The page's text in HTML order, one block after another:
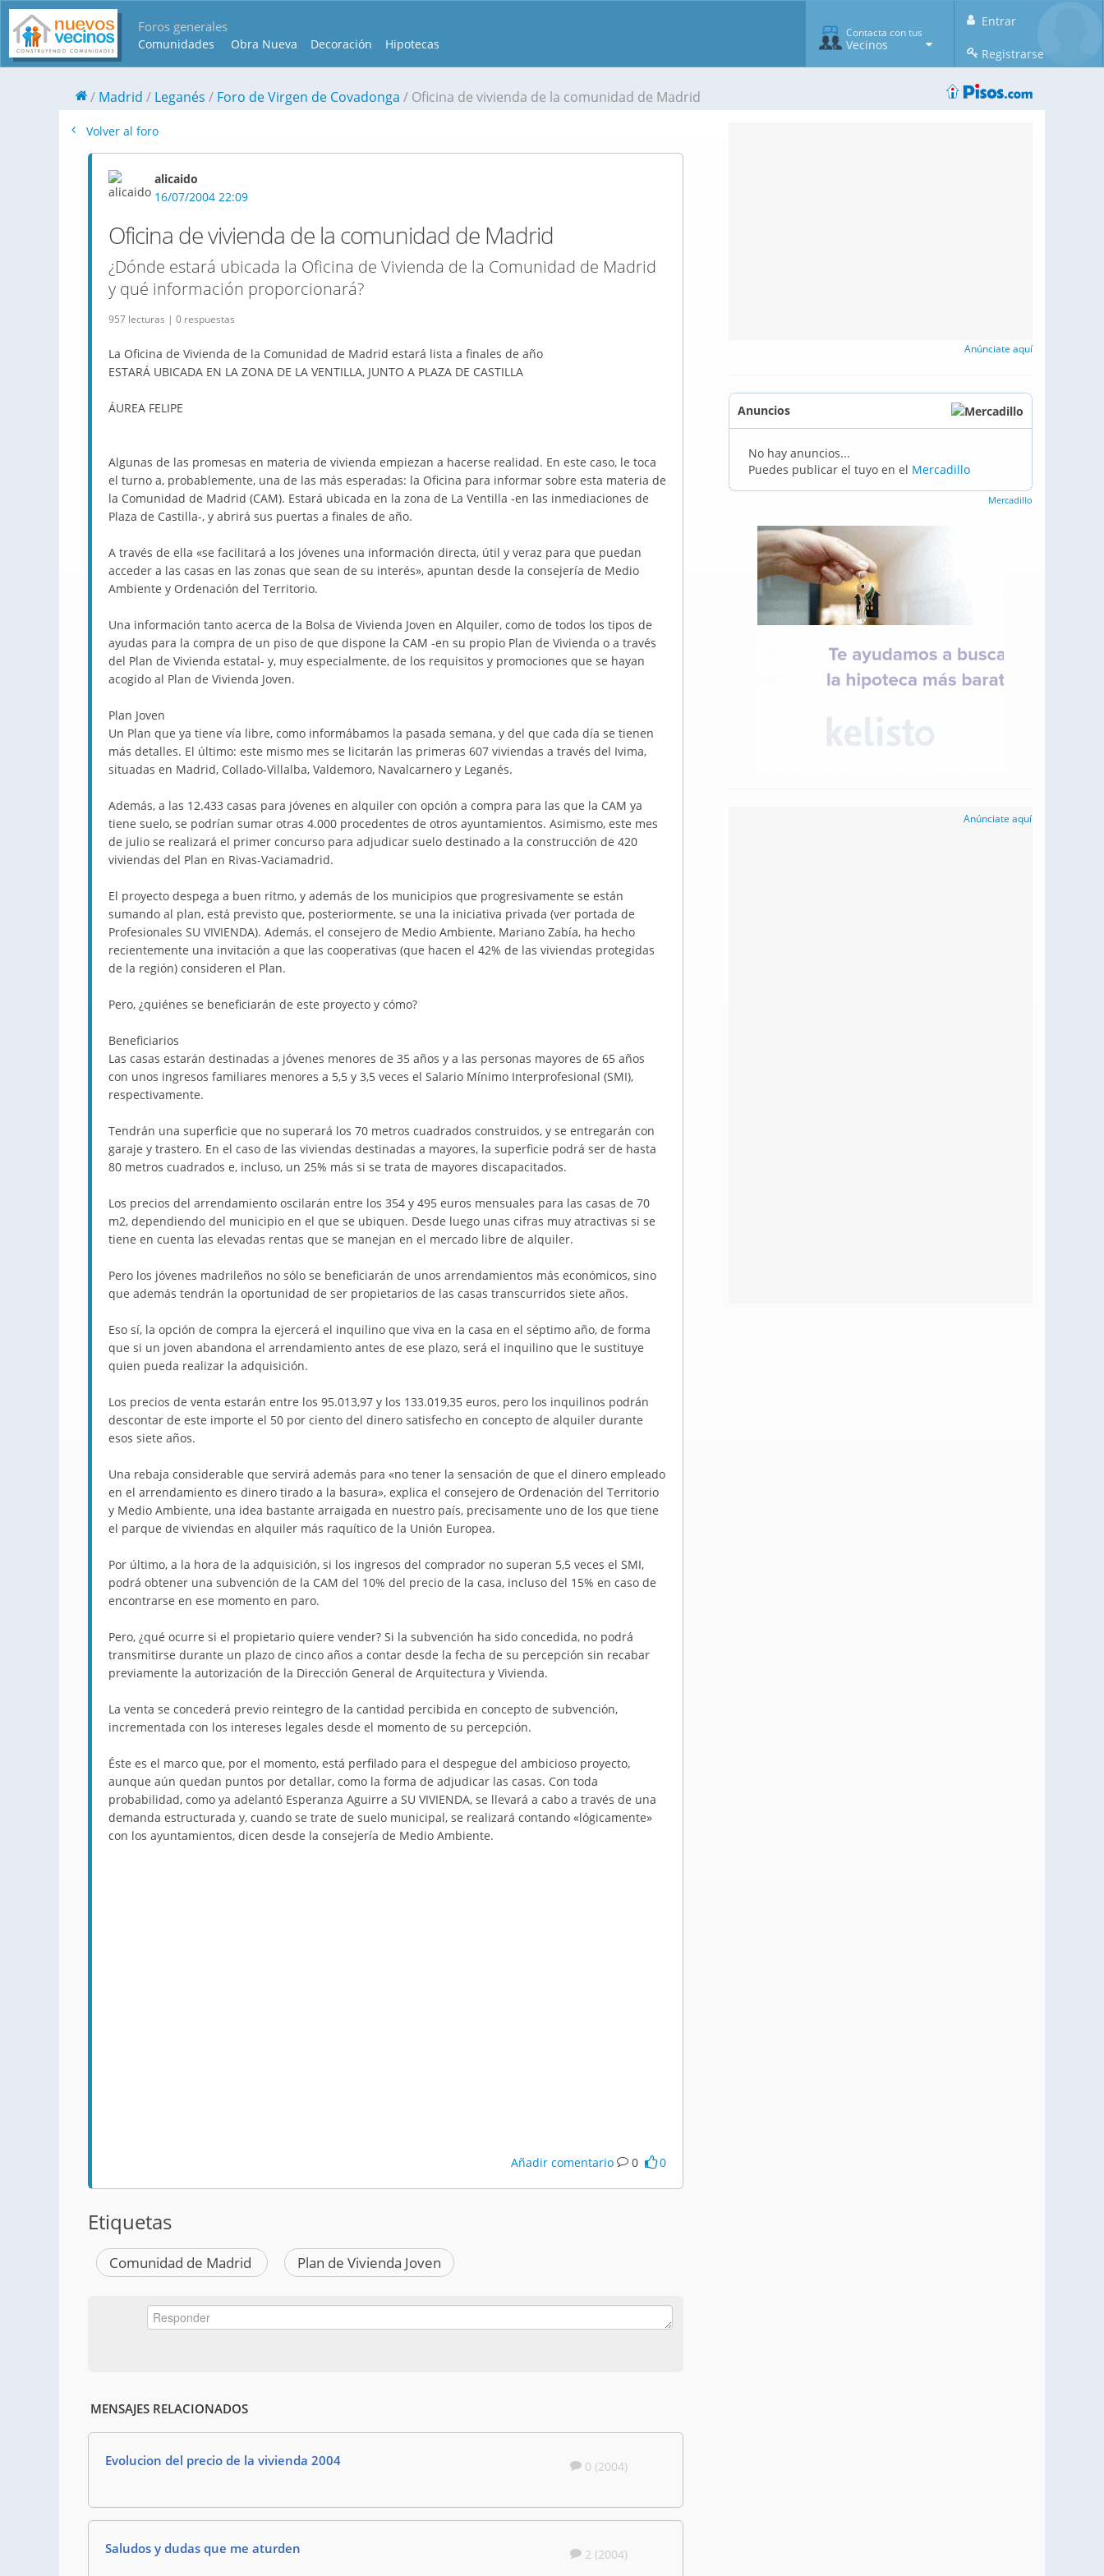
Foros generales
Comunidades Obra Nueva Decoración Hipotecas
Entrar
Registrarse
Contacta con tus
Vecinos
Madrid Leganés Foro de Virgen de Covadonga Oficina de vivienda de la comunidad de Madrid
Volver al foro
alicaido
16/07/2004 22:09
Oficina de vivienda de la comunidad de Madrid
¿Dónde estará ubicada la Oficina de Vivienda de la Comunidad de Madrid
y qué información proporcionará?
957 lecturas | 0 respuestas
La Oficina de Vivienda de la Comunidad de Madrid estará lista a finales de año
ESTARÁ UBICADA EN LA ZONA DE LA VENTILLA, JUNTO A PLAZA DE CASTILLA
ÁUREA FELIPE
Algunas de las promesas en materia de vivienda empiezan a hacerse realidad. En este caso, le toca
el turno a, probablemente, una de las más esperadas: la Oficina para informar sobre esta materia de
la Comunidad de Madrid (CAM). Estará ubicada en la zona de La Ventilla -en las inmediaciones de
Plaza de Castilla-, y abrirá sus puertas a finales de año.
A través de ella «se facilitará a los jóvenes una información directa, útil y veraz para que puedan
acceder a las casas en las zonas que sean de su interés», apuntan desde la consejería de Medio
Ambiente y Ordenación del Territorio.
Una información tanto acerca de la Bolsa de Vivienda Joven en Alquiler, como de todos los tipos de
ayudas para la compra de un piso de que dispone la CAM -en su propio Plan de Vivienda o a través
del Plan de Vivienda estatal- y, muy especialmente, de los requisitos y promociones que se hayan
acogido al Plan de Vivienda Joven.
Plan Joven
Un Plan que ya tiene vía libre, como informábamos la pasada semana, y del que cada día se tienen
más detalles. El último: este mismo mes se licitarán las primeras 607 viviendas a través del Ivima,
situadas en Madrid, Collado-Villalba, Valdemoro, Navalcarnero y Leganés.
Además, a las 12.433 casas para jóvenes en alquiler con opción a compra para las que la CAM ya
tiene suelo, se podrían sumar otras 4.000 procedentes de otros ayuntamientos. Asimismo, este mes
de julio se realizará el primer concurso para adjudicar suelo destinado a la construcción de 420
viviendas del Plan en Rivas-Vaciamadrid.
El proyecto despega a buen ritmo, y además de los municipios que progresivamente se están
sumando al plan, está previsto que, posteriormente, se una la iniciativa privada (ver portada de
Profesionales SU VIVIENDA). Además, el consejero de Medio Ambiente, Mariano Zabía, ha hecho
recientemente una invitación a que las cooperativas (que hacen el 42% de las viviendas protegidas
de la región) consideren el Plan.
Pero, ¿quiénes se beneficiarán de este proyecto y cómo?
Beneficiarios
Las casas estarán destinadas a jóvenes menores de 35 años y a las personas mayores de 65 años
con unos ingresos familiares menores a 5,5 y 3,5 veces el Salario Mínimo Interprofesional (SMI),
respectivamente.
Tendrán una superficie que no superará los 70 metros cuadrados construidos, y se entregarán con
garaje y trastero. En el caso de las viviendas destinadas a mayores, la superficie podrá ser de hasta
80 metros cuadrados e, incluso, un 25% más si se trata de mayores discapacitados.
Los precios del arrendamiento oscilarán entre los 354 y 495 euros mensuales para las casas de 70
m2, dependiendo del municipio en el que se ubiquen. Desde luego unas cifras muy atractivas si se
tiene en cuenta las elevadas rentas que se manejan en el mercado libre de alquiler.
Pero los jóvenes madrileños no sólo se beneficiarán de unos arrendamientos más económicos, sino
que además tendrán la oportunidad de ser propietarios de las casas transcurridos siete años.
Eso sí, la opción de compra la ejercerá el inquilino que viva en la casa en el séptimo año, de forma
que si un joven abandona el arrendamiento antes de ese plazo, será el inquilino que le sustituye
quien pueda realizar la adquisición.
Los precios de venta estarán entre los 95.013,97 y los 133.019,35 euros, pero los inquilinos podrán
descontar de este importe el 50 por ciento del dinero satisfecho en concepto de alquiler durante
esos siete años.
Una rebaja considerable que servirá además para «no tener la sensación de que el dinero empleado
en el arrendamiento es dinero tirado a la basura», explica el consejero de Ordenación del Territorio
y Medio Ambiente, una idea bastante arraigada en nuestro país, precisamente uno de los que tiene
el parque de viviendas en alquiler más raquítico de la Unión Europea.
Por último, a la hora de la adquisición, si los ingresos del comprador no superan 5,5 veces el SMI,
podrá obtener una subvención de la CAM del 10% del precio de la casa, incluso del 15% en caso de
encontrarse en ese momento en paro.
Pero, ¿qué ocurre si el propietario quiere vender? Si la subvención ha sido concedida, no podrá
transmitirse durante un plazo de cinco años a contar desde la fecha de su percepción sin recabar
previamente la autorización de la Dirección General de Arquitectura y Vivienda.
La venta se concederá previo reintegro de la cantidad percibida en concepto de subvención,
incrementada con los intereses legales desde el momento de su percepción.
Éste es el marco que, por el momento, está perfilado para el despegue del ambicioso proyecto,
aunque aún quedan puntos por detallar, como la forma de adjudicar las casas. Con toda
probabilidad, como ya adelantó Esperanza Aguirre a SU VIVIENDA, se llevará a cabo a través de una
demanda estructurada y, cuando se trate de suelo municipal, se realizará contando «lógicamente»
con los ayuntamientos, dicen desde la consejería de Medio Ambiente.
Añadir comentario 0 0
Etiquetas
Comunidad de Madrid Plan de Vivienda Joven
MENSAJES RELACIONADOS
Evolucion del precio de la vivienda 2004 0 (2004)
Saludos y dudas que me aturden 2 (2004)
Anúnciate aquí
Anuncios
No hay anuncios...
Puedes publicar el tuyo en el Mercadillo
Mercadillo
Anúnciate aquí